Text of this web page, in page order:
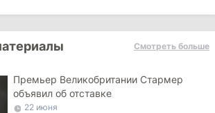
Смотреть больше
Премьер Великобритании Стармер
объявил об отставке
22 июня